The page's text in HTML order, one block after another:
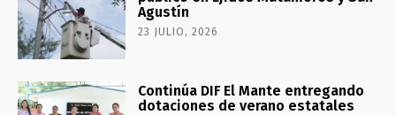
Agustín
23 JULIO, 2026
Continúa DIF El Mante entregando
dotaciones de verano estatales